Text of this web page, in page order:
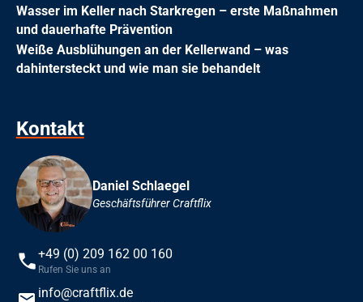
Wasser im Keller nach Starkregen – erste Maßnahmen
und dauerhafte Prävention
Weiße Ausblühungen an der Kellerwand – was
dahintersteckt und wie man sie behandelt
Kontakt
Daniel Schlaegel
Geschäftsführer Craftflix
+49 (0) 209 162 00 160
Rufen Sie uns an
info@craftflix.de